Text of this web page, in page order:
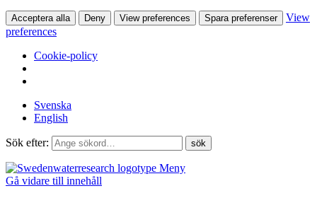
Acceptera alla Deny View preferences Spara preferenser
View
preferences
Cookie-policy
Svenska
English
Sök efter:
Meny
Gå vidare till innehåll